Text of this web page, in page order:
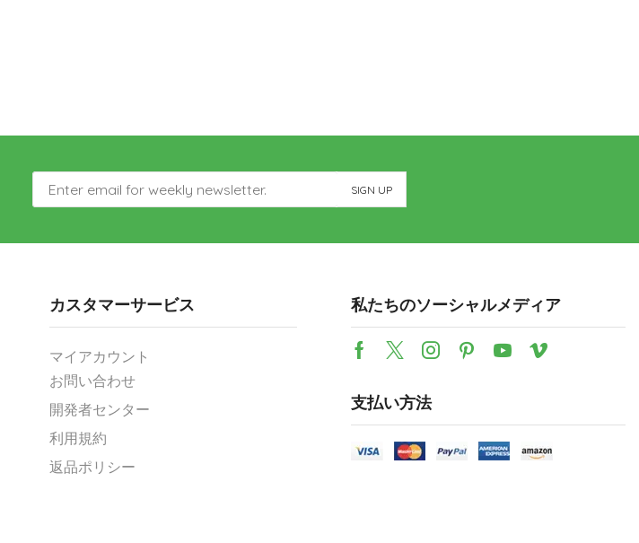
カスタマーサービス
マイアカウント
お問い合わせ
開発者センター
利用規約
返品ポリシー
私たちのソーシャルメディア
支払い方法